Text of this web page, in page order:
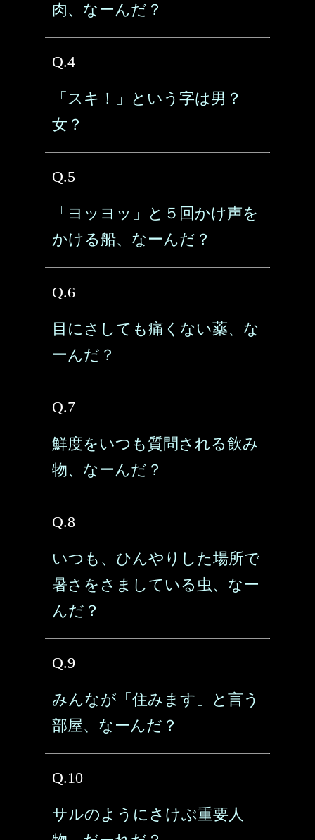
肉、なーんだ？
Q.4
「スキ！」という字は男？
女？
Q.5
「ヨッヨッ」と５回かけ声を
かける船、なーんだ？
Q.6
目にさしても痛くない薬、な
ーんだ？
Q.7
鮮度をいつも質問される飲み
物、なーんだ？
Q.8
いつも、ひんやりした場所で
暑さをさましている虫、なー
んだ？
Q.9
みんなが「住みます」と言う
部屋、なーんだ？
Q.10
サルのようにさけぶ重要人